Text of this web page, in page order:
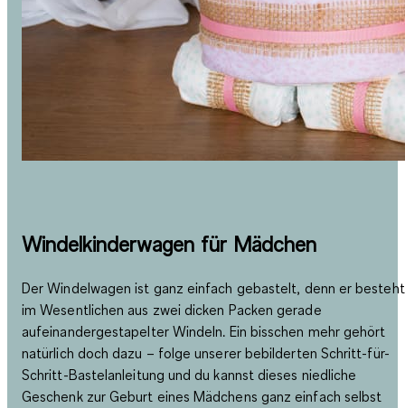
Windelkinderwagen für Mädchen
Der Windelwagen ist ganz einfach gebastelt, denn er besteht
im Wesentlichen aus zwei dicken Packen gerade
aufeinandergestapelter Windeln. Ein bisschen mehr gehört
natürlich doch dazu – folge unserer bebilderten Schritt-für-
Schritt-Bastelanleitung und du kannst dieses niedliche
Geschenk zur Geburt eines Mädchens ganz einfach selbst